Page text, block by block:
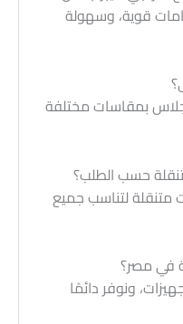
قوية، وسهولة
بمقاسات مختلفة
حسب الطلب؟
لتناسب جميع
في مصر؟
ونوفر دائمًا